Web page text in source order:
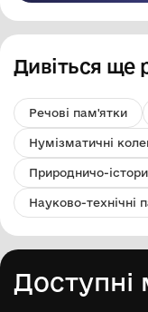
Дивіться ще
Речові пам'ятки
Нумізматичні
Природничо-
Науково-технічні
Доступні